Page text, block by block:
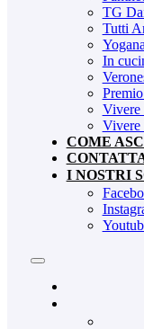
TG
Tutti
In
Vivere
Vivere
COME
I NOSTRI